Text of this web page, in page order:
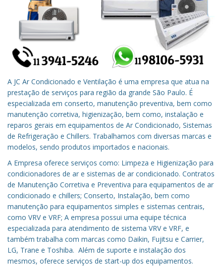
A JC Ar Condicionado e Ventilação é uma empresa que atua na
prestação de serviços para região da grande São Paulo. É
especializada em conserto, manutenção preventiva, bem como
manutenção corretiva, higienização, bem como, instalação e
reparos gerais em equipamentos de Ar Condicionado, Sistemas
de Refrigeração e Chillers. Trabalhamos com diversas marcas e
modelos, sendo produtos importados e nacionais.
A Empresa oferece serviços como: Limpeza e Higienização para
condicionadores de ar e sistemas de ar condicionado. Contratos
de Manutenção Corretiva e Preventiva para equipamentos de ar
condicionado e chillers; Conserto, Instalação, bem como
manutenção para equipamentos simples e sistemas centrais,
como VRV e VRF; A empresa possui uma equipe técnica
especializada para atendimento de sistema VRV e VRF, e
também trabalha com marcas como Daikin, Fujitsu e Carrier,
LG, Trane e Toshiba. Além de suporte e instalação dos
mesmos, oferece serviços de start-up dos equipamentos.